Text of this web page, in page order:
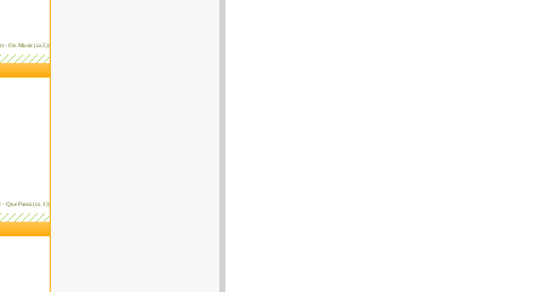
- On Music (cz.5)|
- Que Passa (cz. 1)|